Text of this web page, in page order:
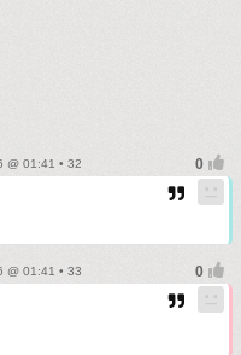
@ 01:41 • 32
@ 01:41 • 33